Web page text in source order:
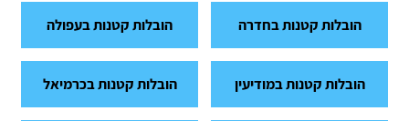
הובלות קטנות בחדרה הובלות קטנות בעפולה
הובלות קטנות במודיעין הובלות קטנות בכרמיאל